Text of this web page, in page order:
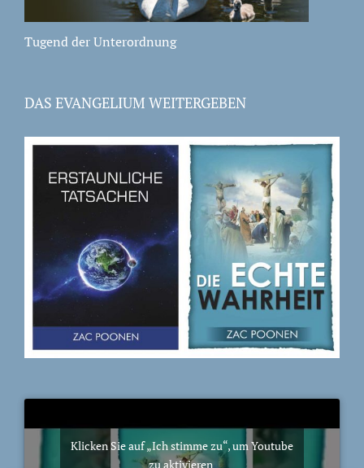
Tugend der Unterordnung
DAS EVANGELIUM WEITERGEBEN
Klicken Sie auf „Ich stimme zu“, um Youtube
zu aktivieren